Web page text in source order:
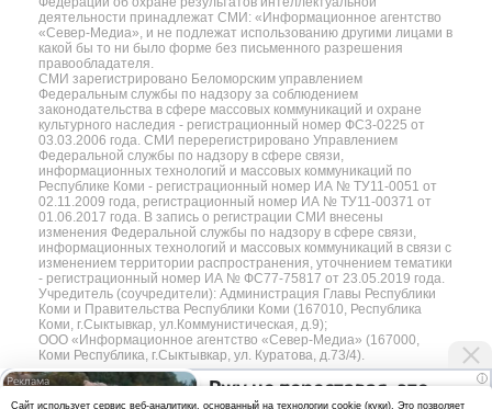
деятельности принадлежат СМИ: «Информационное агентство
«Север-Медиа», и не подлежат использованию другими лицами в
какой бы то ни было форме без письменного разрешения
правообладателя.
СМИ зарегистрировано Беломорским управлением
Федеральным службы по надзору за соблюдением
законодательства в сфере массовых коммуникаций и охране
культурного наследия - регистрационный номер ФС3-0225 от
03.03.2006 года. СМИ перерегистрировано Управлением
Федеральной службы по надзору в сфере связи,
информационных технологий и массовых коммуникаций по
Республике Коми - регистрационный номер ИА № ТУ11-0051 от
02.11.2009 года, регистрационный номер ИА № ТУ11-00371 от
01.06.2017 года. В запись о регистрации СМИ внесены
изменения Федеральной службы по надзору в сфере связи,
информационных технологий и массовых коммуникаций в связи с
изменением территории распространения, уточнением тематики
- регистрационный номер ИА № ФС77-75817 от 23.05.2019 года.
Учредитель (соучредители): Администрация Главы Республики
Коми и Правительства Республики Коми (167010, Республика
Коми, г.Сыктывкар, ул.Коммунистическая, д.9);
ООО «Информационное агентство «Север-Медиа» (167000,
Коми Республика, г.Сыктывкар, ул. Куратова, д.73/4).
Разработка сайта — web-студия «Цифровой Век»
i
Ржу не переставая, это
Cайт использует сервис веб-аналитики, основанный на технологии cookie (куки). Это позволяет